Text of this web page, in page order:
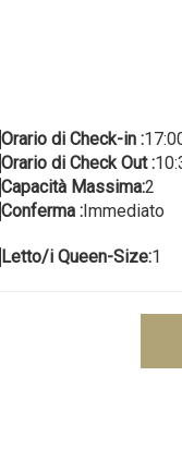
Orario di Check-in :
Orario di Check Out :
Capacità Massima:2
Conferma :Immediato
Letto/i Queen-Size:1